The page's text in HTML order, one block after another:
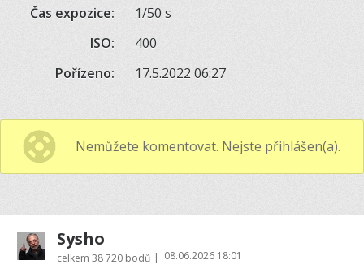
Čas expozice:
1/50 s
ISO:
400
Pořízeno:
17.5.2022 06:27
Nemůžete komentovat. Nejste přihlášen(a).
Sysho
celkem 38 720 bodů | 08.06.2026 18:01